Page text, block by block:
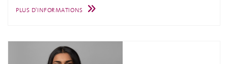
PLUS D'INFORMATIONS